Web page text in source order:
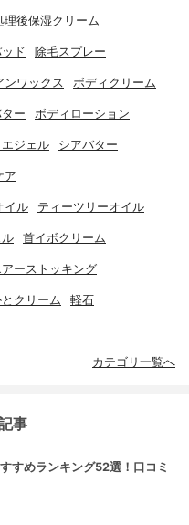
理後保湿クリーム
ド 除毛スプレー
ンワックス ボディクリーム
ー ボディローション
エジェル シアバター
ア
イル ティーツリーオイル
首イボクリーム
アーストッキング
クリーム 軽石
カテゴリ一覧へ
事
すめランキング52選！口コミ